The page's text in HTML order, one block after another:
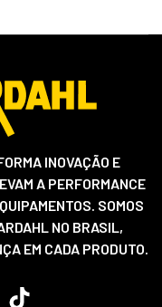
INOVAÇÃO E
A PERFORMANCE
SOMOS
NO BRASIL,
EM CADA PRODUTO.